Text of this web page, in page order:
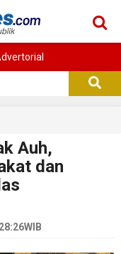
Auh,
dan
WIB